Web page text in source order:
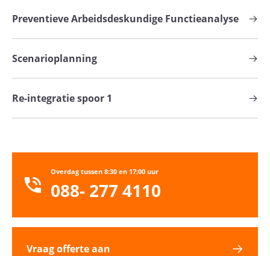
Preventieve Arbeidsdeskundige Functieanalyse
Scenarioplanning
Re-integratie spoor 1
Overdag tussen 8:30 en 17:00 uur
088- 277 4110
Vraag offerte aan